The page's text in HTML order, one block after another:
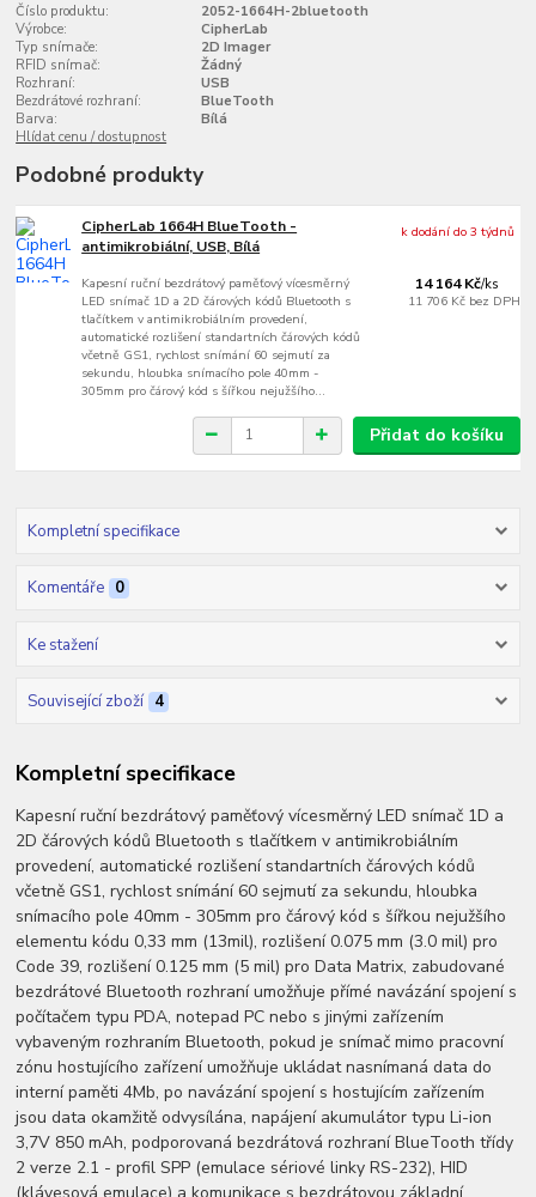
Číslo produktu:
2052-1664H-2bluetooth
Výrobce:
CipherLab
Typ snímače:
2D Imager
RFID snímač:
Žádný
Rozhraní:
USB
Bezdrátové rozhraní:
BlueTooth
Barva:
Bílá
Hlídat cenu / dostupnost
Podobné produkty
CipherLab 1664H BlueTooth -
antimikrobiální, USB, Bílá
Kapesní ruční bezdrátový paměťový vícesměrný
LED snímač 1D a 2D čárových kódů Bluetooth s
tlačítkem v antimikrobiálním provedení,
automatické rozlišení standartních čárových kódů
včetně GS1, rychlost snímání 60 sejmutí za
sekundu, hloubka snímacího pole 40mm -
305mm pro čárový kód s šířkou nejužšího...
14 164 Kč/ks
11 706 Kč bez DPH
k dodání do 3 týdnů
Přidat do košíku
Kompletní specifikace
Komentáře 0
Ke stažení
Související zboží 4
Kompletní specifikace
Kapesní ruční bezdrátový paměťový vícesměrný LED snímač 1D a
2D čárových kódů Bluetooth s tlačítkem v antimikrobiálním
provedení, automatické rozlišení standartních čárových kódů
včetně GS1, rychlost snímání 60 sejmutí za sekundu, hloubka
snímacího pole 40mm - 305mm pro čárový kód s šířkou nejužšího
elementu kódu 0,33 mm (13mil), rozlišení 0.075 mm (3.0 mil) pro
Code 39, rozlišení 0.125 mm (5 mil) pro Data Matrix, zabudované
bezdrátové Bluetooth rozhraní umožňuje přímé navázání spojení s
počítačem typu PDA, notepad PC nebo s jinými zařízením
vybaveným rozhraním Bluetooth, pokud je snímač mimo pracovní
zónu hostujícího zařízení umožňuje ukládat nasnímaná data do
interní paměti 4Mb, po navázání spojení s hostujícím zařízením
jsou data okamžitě odvysílána, napájení akumulátor typu Li-ion
3,7V 850 mAh, podporovaná bezdrátová rozhraní BlueTooth třídy
2 verze 2.1 - profil SPP (emulace sériové linky RS-232), HID